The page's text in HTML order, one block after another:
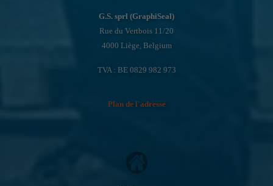
G.S. sprl (GraphiSeal)
Rue du Vertbois 11/20
4000 Liège, Belgium
TVA : BE 0829 982 973
Plan de l'adresse